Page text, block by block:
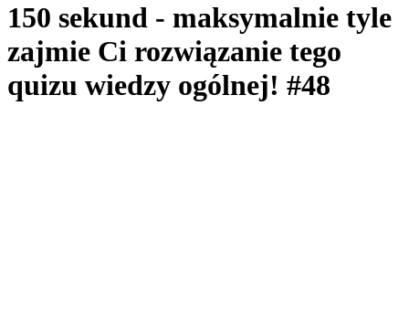
150 sekund - maksymalnie tyle
zajmie Ci rozwiązanie tego
quizu wiedzy ogólnej! #48